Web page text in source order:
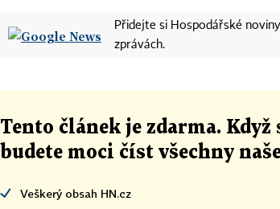
Přidejte si Hospodářské noviny
zprávách.
Tento článek je zdarma.
budete moci číst všechny
Veškerý obsah HN.cz